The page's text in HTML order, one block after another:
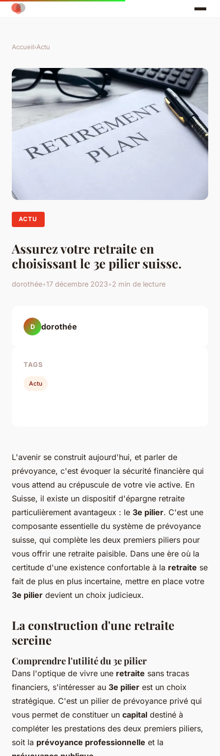
Accueil›Actu
ACTU
Assurez votre retraite en
choisissant le 3e pilier suisse.
dorothée•17 décembre 2023•2 min de lecture
L'avenir se construit aujourd'hui, et parler de
prévoyance, c'est évoquer la sécurité financière qui
vous attend au crépuscule de votre vie active. En
Suisse, il existe un dispositif d'épargne retraite
particulièrement avantageux : le 3e pilier. C'est une
composante essentielle du système de prévoyance
suisse, qui complète les deux premiers piliers pour
vous offrir une retraite paisible. Dans une ère où la
certitude d'une existence confortable à la retraite se
fait de plus en plus incertaine, mettre en place votre
3e pilier devient un choix judicieux.
La construction d'une retraite
sereine
Comprendre l'utilité du 3e pilier
Dans l'optique de vivre une retraite sans tracas
financiers, s'intéresser au 3e pilier est un choix
stratégique. C'est un pilier de prévoyance privé qui
vous permet de constituer un capital destiné à
compléter les prestations des deux premiers piliers,
soit la prévoyance professionnelle et la
D dorothée
TAGS
Actu